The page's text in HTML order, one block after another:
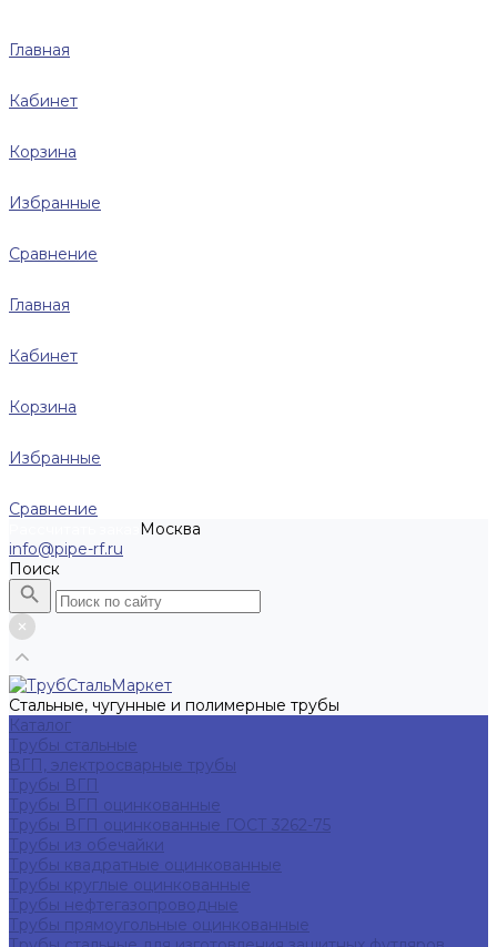
Главная
Кабинет
Корзина
Избранные
Сравнение
Главная
Кабинет
Корзина
Избранные
Сравнение
Москва
info@pipe-rf.ru
Поиск
Стальные, чугунные и полимерные трубы
Каталог
Трубы стальные
ВГП, электросварные трубы
Трубы ВГП
Трубы ВГП оцинкованные
Трубы ВГП оцинкованные ГОСТ 3262-75
Трубы из обечайки
Трубы квадратные оцинкованные
Трубы круглые оцинкованные
Трубы нефтегазопроводные
Трубы прямоугольные оцинкованные